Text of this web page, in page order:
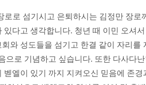
로로 섬기시고 은퇴하시는 김정만 장로
다고 생각합니다. 청년 때 이민 오셔
와 성도들을 섬기고 한결 같이 자리를
으로 기념하고 싶습니다. 또한 다사다
벧엘이 있기 까지 지켜오신 믿음에 존경